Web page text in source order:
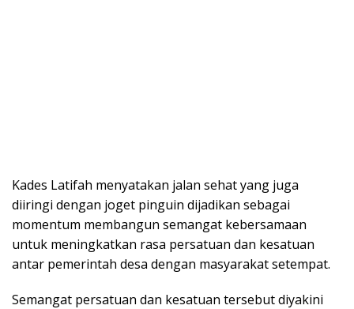
Kades Latifah menyatakan jalan sehat yang juga
diiringi dengan joget pinguin dijadikan sebagai
momentum membangun semangat kebersamaan
untuk meningkatkan rasa persatuan dan kesatuan
antar pemerintah desa dengan masyarakat setempat.
Semangat persatuan dan kesatuan tersebut diyakini